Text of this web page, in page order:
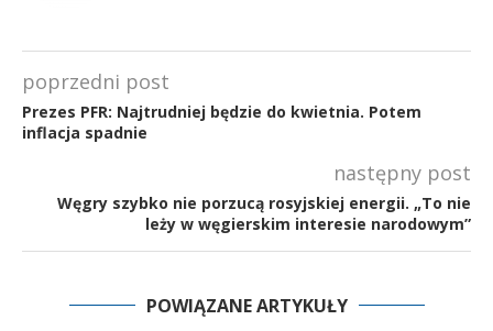
poprzedni post
Prezes PFR: Najtrudniej będzie do kwietnia. Potem
inflacja spadnie
następny post
Węgry szybko nie porzucą rosyjskiej energii. „To nie
leży w węgierskim interesie narodowym”
POWIĄZANE ARTYKUŁY